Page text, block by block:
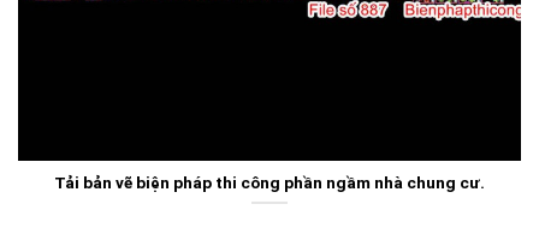
Tải bản vẽ biện pháp thi công phần ngầm nhà chung cư.